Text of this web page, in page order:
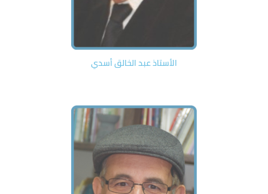
الأستاذ عبد الخالق أسدي